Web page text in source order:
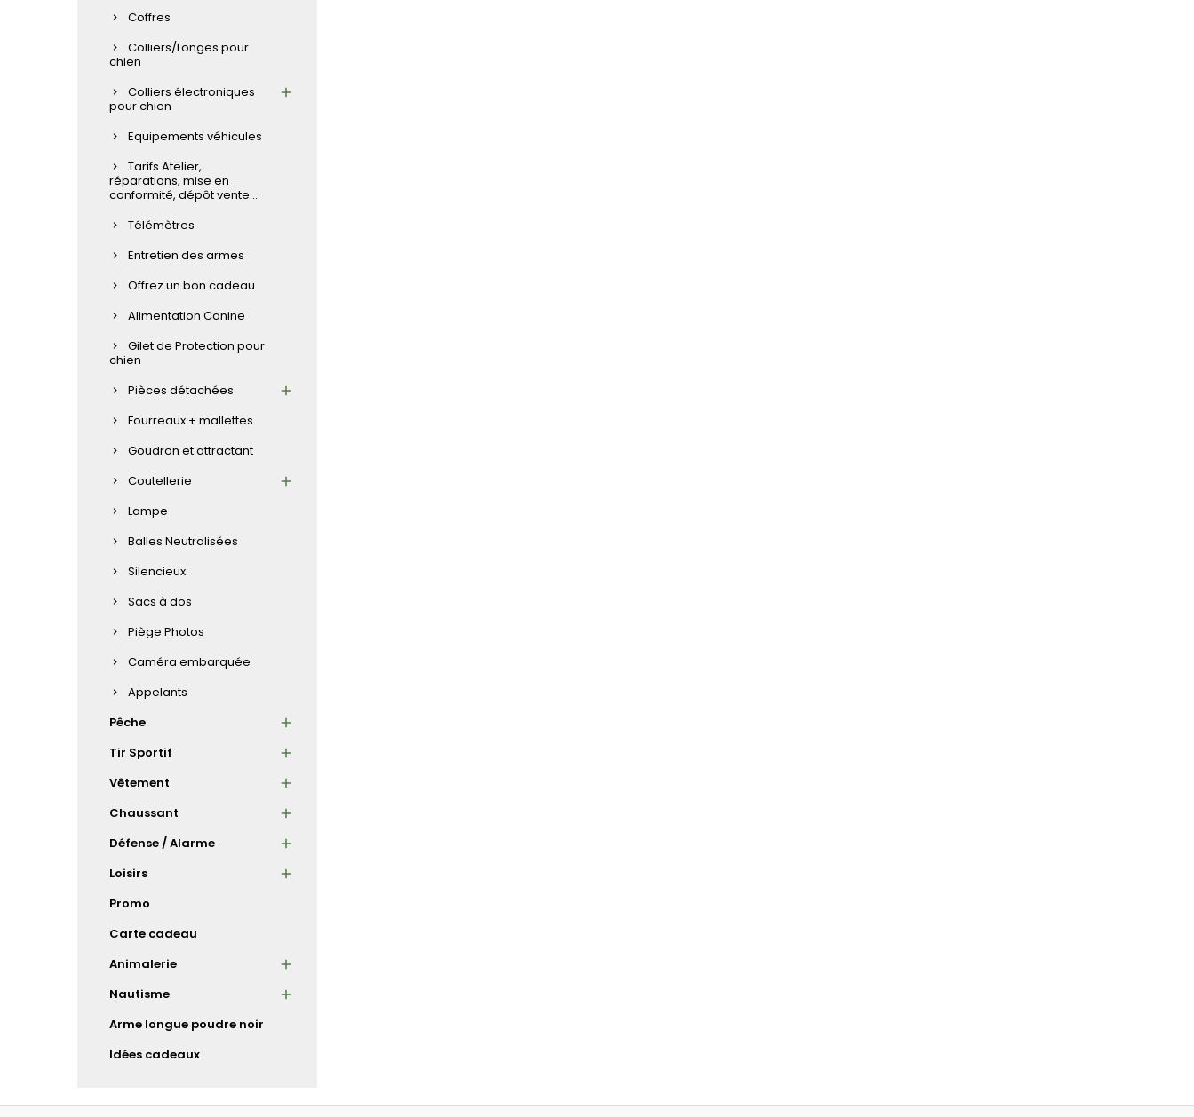
Coffres
Colliers/Longes pour
chien
Colliers électroniques
pour chien
Equipements véhicules
Tarifs Atelier,
réparations, mise en
conformité, dépôt vente...
Télémètres
Entretien des armes
Offrez un bon cadeau
Alimentation Canine
Gilet de Protection pour
chien
Pièces détachées
Fourreaux + mallettes
Goudron et attractant
Coutellerie
Lampe
Balles Neutralisées
Silencieux
Sacs à dos
Piège Photos
Caméra embarquée
Appelants
Pêche
Tir Sportif
Vêtement
Chaussant
Défense / Alarme
Loisirs
Promo
Carte cadeau
Animalerie
Nautisme
Arme longue poudre noir
Idées cadeaux